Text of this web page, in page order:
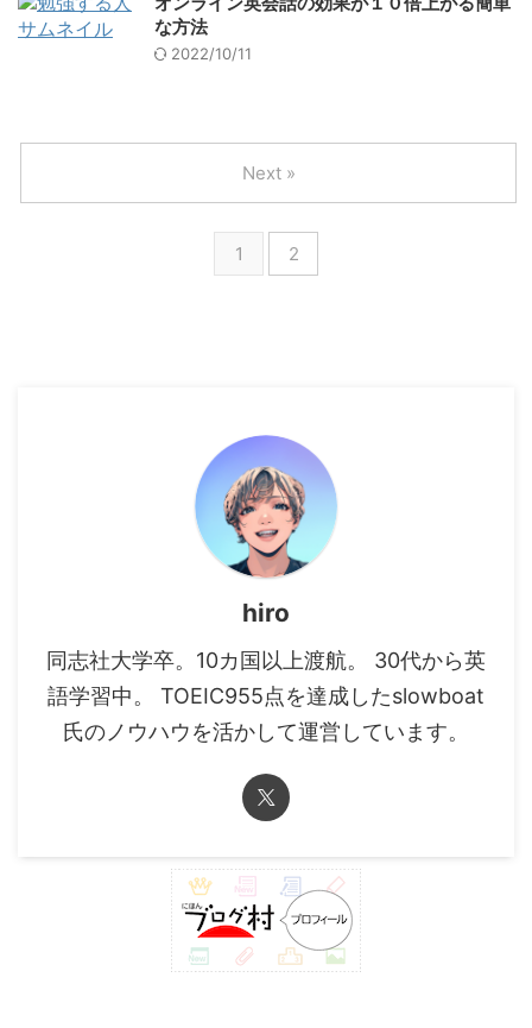
な方法
2022/10/11
1 2
Next »
hiro
同志社大学卒。10カ国以上渡航。 30代から英
語学習中。 TOEIC955点を達成したslowboat
氏のノウハウを活かして運営しています。